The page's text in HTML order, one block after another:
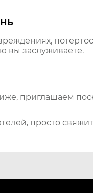
вы заслуживаете.
приглашаем
просто